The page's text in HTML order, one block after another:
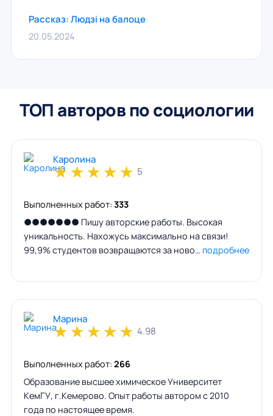
Рассказ: Людзі на балоце
20.05.2024
ТОП авторов по социологии
Каролина
★★★★★ 5
Выполненных работ: 333
●●●●●●● Пишу авторские работы. Высокая
уникальность. Нахожусь максимально на связи!
99,9% студентов возвращаются за ново… подробнее
Марина
★★★★★ 4.98
Выполненных работ: 266
Образование высшее химическое Университет
КемГУ, г.Кемерово. Опыт работы автором с 2010
года по настоящее время.